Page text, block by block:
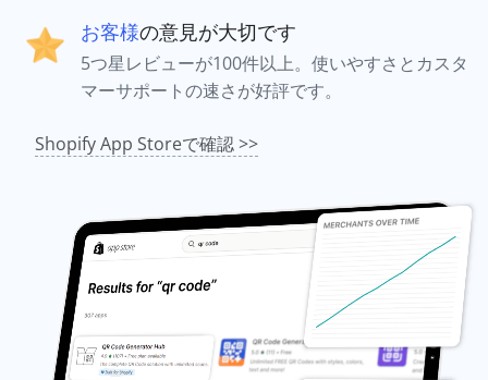
お客様の意見が大切です
5つ星レビューが100件以上。使いやすさとカスタ
マーサポートの速さが好評です。
Shopify App Storeで確認 >>